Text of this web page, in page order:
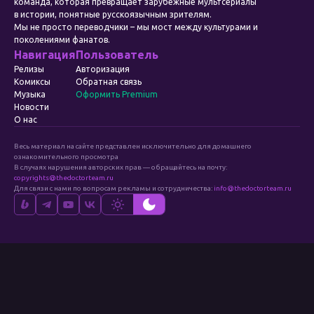
в истории, понятные русскоязычным зрителям.
Мы не просто переводчики – мы мост между культурами и
поколениями фанатов.
Навигация
Релизы
Комиксы
Музыка
Новости
О нас
Пользователь
Авторизация
Обратная связь
Оформить Premium
Весь материал на сайте представлен исключительно для домашнего
ознакомительного просмотра
В случаях нарушения авторских прав — обращайтесь на почту:
copyrights@thedoctorteam.ru
Для связи с нами по вопросам рекламы и сотрудничества: info@thedoctorteam.ru